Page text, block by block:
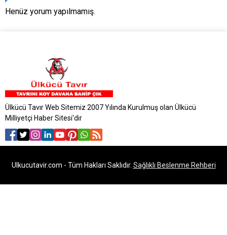
Henüz yorum yapılmamış.
Ülkücü Tavır Web Sitemiz 2007 Yılında Kurulmuş olan Ülkücü
Milliyetçi Haber Sitesi'dir
Ulkucutavir.com - Tüm Hakları Saklıdır. Sağlıklı Beslenme Rehberi